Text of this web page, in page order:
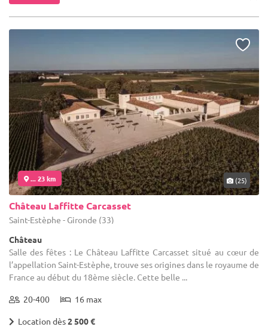
... 23 km (25)
Château Laffitte Carcasset
Saint-Estèphe - Gironde (33)
Château
Salle des fêtes : Le Château Laffitte Carcasset situé au cœur de
l’appellation Saint-Estèphe, trouve ses origines dans le royaume de
France au début du 18ème siècle. Cette belle ...
20-400 16 max
Location dès2 500 €